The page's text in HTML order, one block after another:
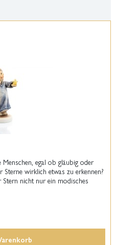
egal ob gläubig oder
wirklich etwas zu erkennen?
Stern nicht nur ein modisches